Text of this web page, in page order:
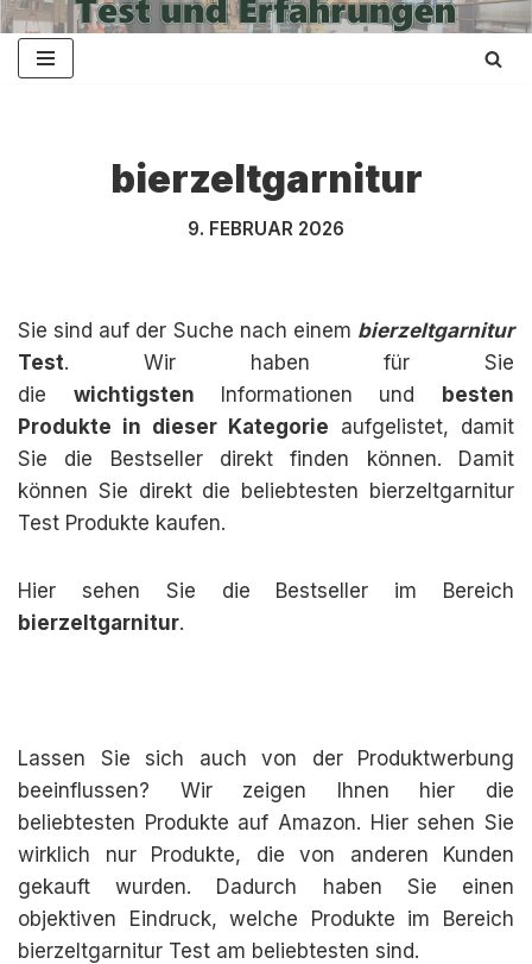
Zum
bierzeltgarnitur
9. FEBRUAR 2026
Sie sind auf der Suche nach einem bierzeltgarnitur
Test. Wir haben für Sie
die wichtigsten Informationen und
besten
Produkte in dieser Kategorie aufgelistet, damit
Sie die Bestseller direkt finden können. Damit
können Sie direkt die beliebtesten bierzeltgarnitur
Test Produkte kaufen.
Hier sehen Sie die Bestseller im Bereich
bierzeltgarnitur.
Lassen Sie sich auch von der Produktwerbung
beeinflussen? Wir zeigen Ihnen hier die
beliebtesten Produkte auf Amazon. Hier sehen Sie
wirklich nur Produkte, die von anderen Kunden
gekauft wurden. Dadurch haben Sie einen
objektiven Eindruck, welche Produkte im Bereich
bierzeltgarnitur Test am beliebtesten sind.